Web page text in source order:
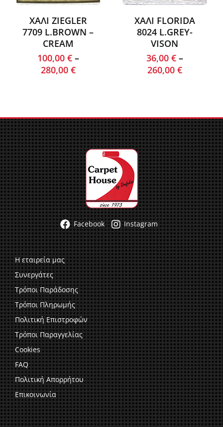
ΧΑΛΙ ZIEGLER
7709 L.BROWN –
CREAM
100,00 €–
280,00 €
ΧΑΛΙ FLORIDA
8024 L.GREY-
VISON
36,00 €–
260,00 €
Facebook Instagram
Η εταιρεία μας
Συνεργάτες
Τρόποι Παράδοσης
Τρόποι Πληρωμής
Πολιτική Επιστροφών
Τρόποι Παραγγελίας
Cookies
FAQ
Πολιτική Απορρήτου
Επικοινωνία